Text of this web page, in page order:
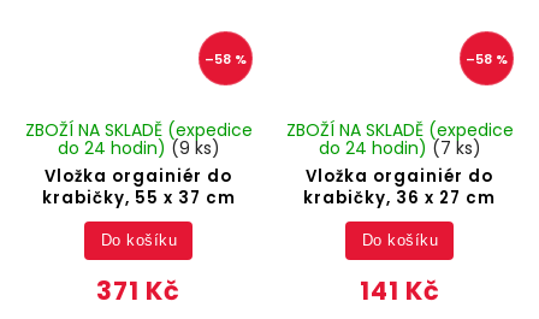
–58 %
Vložka orgainiér do
krabičky, 55 x 37 cm
ZBOŽÍ NA SKLADĚ (expedice
do 24 hodin) (9 ks)
371 Kč
Do košíku
–58 %
Vložka orgainiér do
krabičky, 36 x 27 cm
ZBOŽÍ NA SKLADĚ (expedice
do 24 hodin) (7 ks)
141 Kč
Do košíku